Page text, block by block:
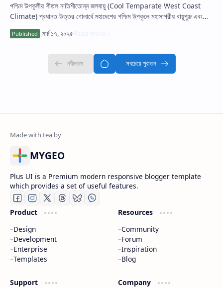
পশ্চিম উপকূলীয় শীতল নাতিশীতোন্ন জলবায়ু (Cool Temparate West Coast
Climate) প্রধানত উত্তর গোলার্ধে মহাদেশের পশ্চিম উপকূলে মহাসাগরীয় বায়ুপুঞ্জ এবং
MYGEO
Plus UI is a Premium modern responsive blogger template
which provides a set of useful features.
Product
Design
Development
Enterprise
Templates
Resources
Community
Forum
Inspiration
Blog
Support Company